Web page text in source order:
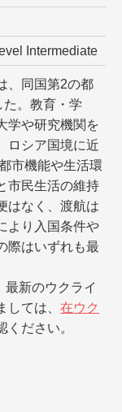
Intermediate
、同国第2の都
。教育・学
学や研究機関を
ロシア国境に近
市機能や生活環
市民生活の維持
はなく、渡航は
より入国条件や
際はいずれも最
新のウクライ
ては、 在ウク
ください。